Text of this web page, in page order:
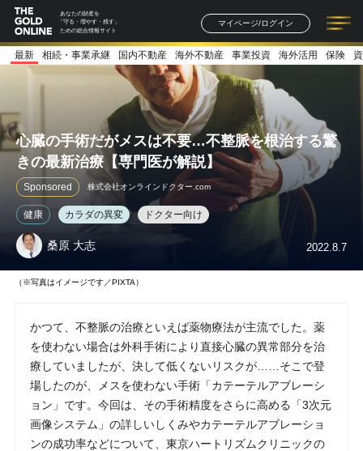
あなたの財産を
「守る・増やす・残す」
ための総合情報サイト
マイページ/ログイン
記事一覧 連載一覧
著者一覧 書籍一覧
最新 相続・事業承継 国内不動産 海外不動産 事業投資 海外活用 保険
心臓の手術だがメスは不要…不整脈を根治する驚
きの最新治療【専門医が解説】
Sponsored 株式会社オンラインドクター.com
健康 カラダの異変 ドクター向け
桑原 大志 2022.8.7
（※写真はイメージです／PIXTA）
かつて、不整脈の治療といえば薬物療法が主流でした。薬
を使わない場合は外科手術により直接心臓の異常部分を治
療していましたが、決して低くないリスクが……そこで登
場したのが、メスを使わない手術「カテーテルアブレーシ
ョン」です。今回は、その手術精度をさらに高める「3次元
画像システム」の詳しいしくみやカテーテルアブレーショ
ンの成功率などについて、東京ハートリズムクリニックの